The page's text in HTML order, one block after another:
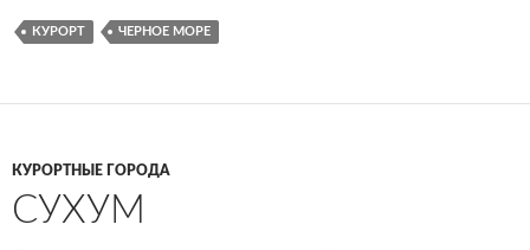
КУРОРТ ЧЕРНОЕ МОРЕ
КУРОРТНЫЕ ГОРОДА
СУХУМ